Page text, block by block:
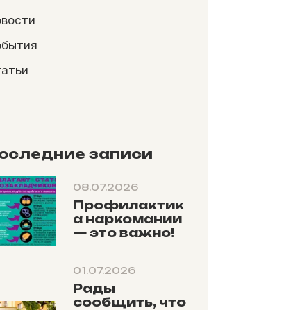
записи
08.07.2026
Профилактик
а наркомании
— это важно!
01.07.2026
Рады
сообщить, что